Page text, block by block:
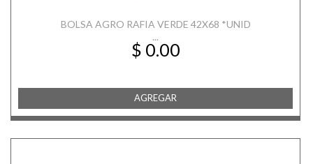
BOLSA AGRO RAFIA VERDE 42X68 *UNID
...
$ 0.00
AGREGAR